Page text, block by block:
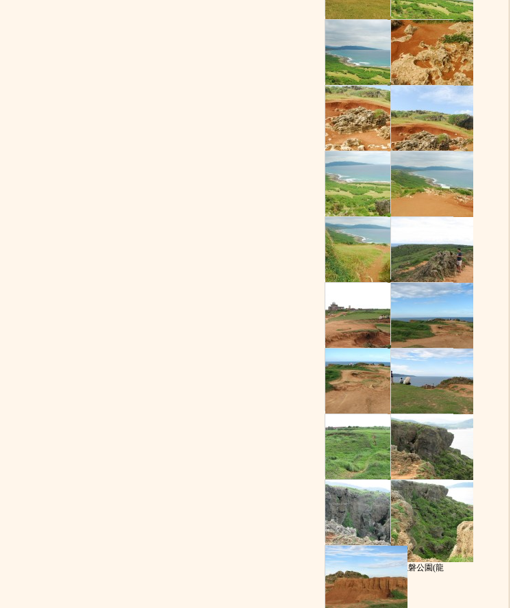
龍磐公園(龍 龍磐公園(龍
龍磐公園(龍 龍磐公園(龍
龍磐公園(龍 龍磐公園(龍
龍磐公園(龍
龍磐公園(龍 龍磐公園(龍
龍磐公園(龍 龍磐公園(龍
龍磐公園(龍 龍磐公園(龍
龍磐公園(龍 龍磐公園(龍
龍磐公園(龍 龍磐公園(龍